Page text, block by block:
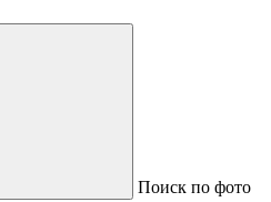
Поиск по фото